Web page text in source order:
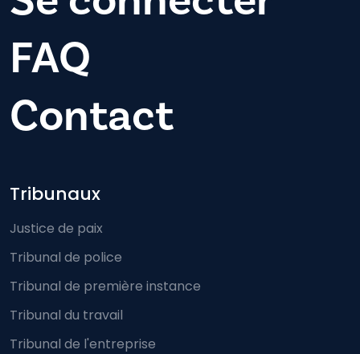
FAQ
Contact
Footer-menu
Tribunaux
Justice de paix
Tribunal de police
Tribunal de première instance
Tribunal du travail
Tribunal de l'entreprise